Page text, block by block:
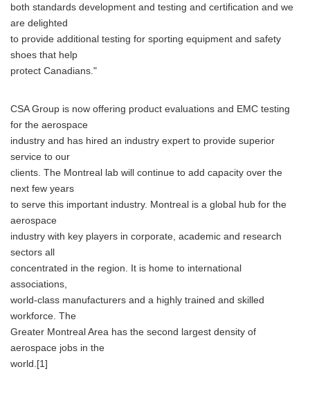
both standards development and testing and certification and we
are delighted
to provide additional testing for sporting equipment and safety
shoes that help
protect Canadians."
CSA Group is now offering product evaluations and EMC testing
for the aerospace
industry and has hired an industry expert to provide superior
service to our
clients. The Montreal lab will continue to add capacity over the
next few years
to serve this important industry. Montreal is a global hub for the
aerospace
industry with key players in corporate, academic and research
sectors all
concentrated in the region. It is home to international
associations,
world-class manufacturers and a highly trained and skilled
workforce. The
Greater Montreal Area has the second largest density of
aerospace jobs in the
world.[1]